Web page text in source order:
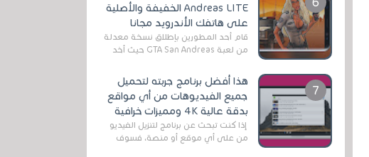
Andreas LITE الخفيفة والأصلية
على هاتفك الأندرويد مجانا
قام أحد المطورين بإطلاق نسخة معدلة
من لعبة GTA San Andreas حيث أخد
وق...
هذا أفضل برنامج جربته لتحميل
جميع الفيديوهات من أي مواقع
بدقة عالية 4K ومميزات خرافية
إذا كنت تبحث عن برنامج لتنزيل الفيديو
من على أي موقع أو منصة، فسوف